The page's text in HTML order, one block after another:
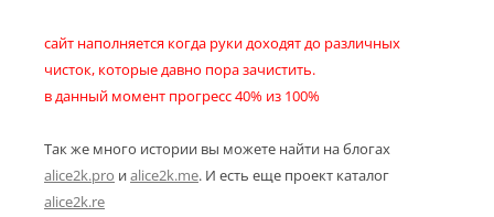
сайт наполняется когда руки доходят до различных
чисток, которые давно пора зачистить.
в данный момент прогресс 40% из 100%
Так же много истории вы можете найти на блогах
alice2k.pro иalice2k.me. И есть еще проект каталог
alice2k.re